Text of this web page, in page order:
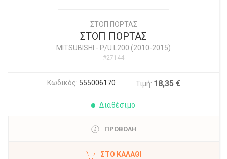
ΣΤΟΠ ΠΟΡΤΑΣ
ΣΤΟΠ ΠΟΡΤΑΣ
MITSUBISHI - P/U L200 (2010-2015)
#27144
Κωδικός: 555006170 Τιμή: 18,35 €
Διαθέσιμο
ΠΡΟΒΟΛΗ
ΣΤΟ ΚΑΛΆΘΙ